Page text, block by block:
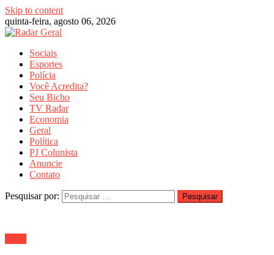
Skip to content
quinta-feira, agosto 06, 2026
Sociais
Esportes
Polícia
Você Acredita?
Seu Bicho
TV Radar
Economia
Geral
Política
PJ Colunista
Anuncie
Contato
Pesquisar por: